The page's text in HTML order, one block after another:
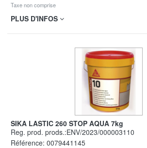
Taxe non comprise
PLUS D'INFOS
SIKA LASTIC 260 STOP AQUA 7kg
Reg. prod. prods.:ENV/2023/000003110
Référence: 0079441145